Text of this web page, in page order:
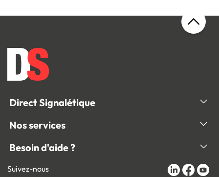
Direct Signalétique
Nos services
Besoin d'aide ?
Suivez-nous